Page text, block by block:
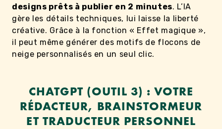
designs prêts à publier en 2 minutes. L’IA
gère les détails techniques, lui laisse la liberté
créative. Grâce à la fonction « Effet magique »,
il peut même générer des motifs de flocons de
neige personnalisés en un seul clic.
CHATGPT (OUTIL 3) : VOTRE
RÉDACTEUR, BRAINSTORMEUR
ET TRADUCTEUR PERSONNEL